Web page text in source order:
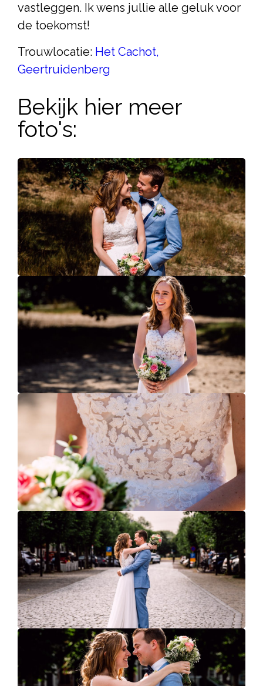
vastleggen. Ik wens jullie alle geluk voor
de toekomst!
Trouwlocatie: Het Cachot,
Geertruidenberg
Bekijk hier meer
foto's: